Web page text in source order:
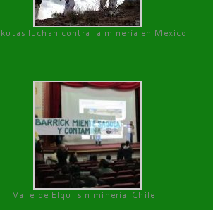
luchan contra la minería en México
Valle de Elqui sin minería. Chile